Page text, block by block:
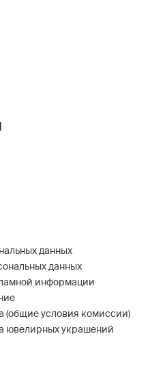
данных
данных
информации
(общие условия комиссии)
ювелирных украшений